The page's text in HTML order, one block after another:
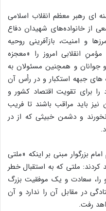
ای رهبر معظم انقلاب اسلامی
از خانواده‌های شهیدان دفاع
و امنیت، بازآفرینی روحیه
انقلابی امروز را «معجزه
جوانان و همچنین مسئولان به
های جبهه استکبار و در رأس آن
را برای تقویت اقتصاد کشور و
باید مراقب باشند تا فریب
و دشمن خبیثی که از در
بزرگوار مبنی بر اینکه «ملتی
کردند: ملتی که به استقبال خطر
را، سعادت و یک موفقیت بزرگ
در مقابل آن را ندارد و آن
رفت.